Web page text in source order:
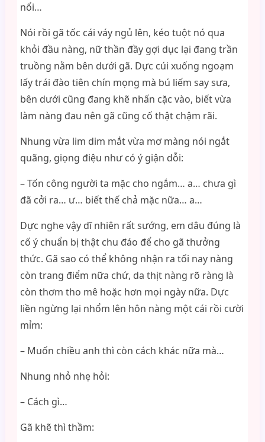
nổi…
Nói rồi gã tốc cái váy ngủ lên, kéo tuột nó qua
khỏi đầu nàng, nữ thần đầy gợi dục lại đang trần
truồng nằm bên dưới gã. Dực cúi xuống ngoạm
lấy trái đào tiên chín mọng mà bú liếm say sưa,
bên dưới cũng đang khẽ nhấn cặc vào, biết vừa
làm nàng đau nên gã cũng cố thật chậm rãi.
Nhung vừa lim dim mắt vừa mơ màng nói ngắt
quãng, giọng điệu như có ý giận dỗi:
– Tốn công người ta mặc cho ngắm… a… chưa gì
đã cởi ra… ư… biết thế chả mặc nữa… a…
Dực nghe vậy dĩ nhiên rất sướng, em dâu đúng là
cố ý chuẩn bị thật chu đáo để cho gã thưởng
thức. Gã sao có thể không nhận ra tối nay nàng
còn trang điểm nữa chứ, da thịt nàng rõ ràng là
còn thơm tho mê hoặc hơn mọi ngày nữa. Dực
liền ngừng lại nhổm lên hôn nàng một cái rồi cười
mỉm:
– Muốn chiều anh thì còn cách khác nữa mà…
Nhung nhỏ nhẹ hỏi:
– Cách gì…
Gã khẽ thì thầm: